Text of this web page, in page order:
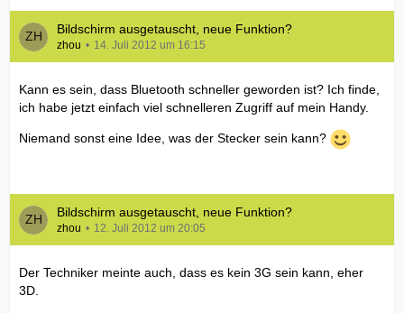
Bildschirm ausgetauscht, neue Funktion?
zhou 14. Juli 2012 um 16:15
Kann es sein, dass Bluetooth schneller geworden ist? Ich finde,
ich habe jetzt einfach viel schnelleren Zugriff auf mein Handy.
Niemand sonst eine Idee, was der Stecker sein kann?
Bildschirm ausgetauscht, neue Funktion?
zhou 12. Juli 2012 um 20:05
Der Techniker meinte auch, dass es kein 3G sein kann, eher
3D.